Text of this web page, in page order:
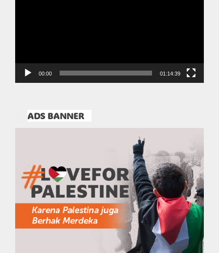
00:00 01:14:39
ADS BANNER